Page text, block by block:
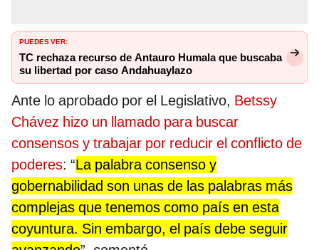
PUEDES VER:
TC rechaza recurso de Antauro Humala que buscaba
su libertad por caso Andahuaylazo
Ante lo aprobado por el Legislativo, Betssy
Chávez hizo un llamado para buscar
consensos y trabajar por reducir el conflicto de
poderes: “La palabra consenso y
gobernabilidad son unas de las palabras más
complejas que tenemos como país en esta
coyuntura. Sin embargo, el país debe seguir